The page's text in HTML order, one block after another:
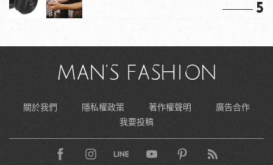
5
關於我們 隱私權政策 著作權聲明
廣告合作
我要投稿